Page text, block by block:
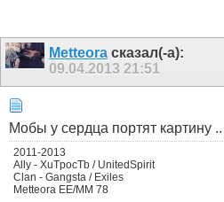
Metteora сказал(-а):
09.04.2013 21:51
Мобы у сердца портят картину ..
2011-2013
Ally - XuTpocTb / UnitedSpirit
Clan - Gangsta / Exiles
Metteora EE/MM 78